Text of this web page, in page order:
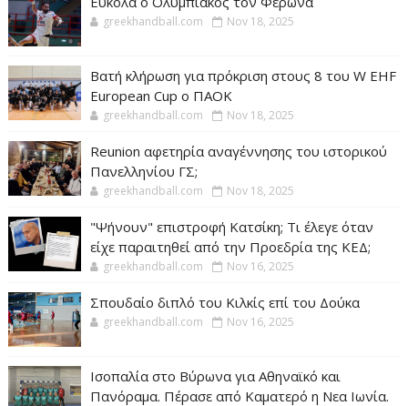
greekhandball.com Nov 18, 2025
Βατή κλήρωση για πρόκριση στους 8 του W EHF
European Cup ο ΠΑΟΚ
greekhandball.com Nov 18, 2025
Reunion αφετηρία αναγέννησης του ιστορικού
Πανελληνίου ΓΣ;
greekhandball.com Nov 18, 2025
"Ψήνουν" επιστροφή Κατσίκη; Τι έλεγε όταν
είχε παραιτηθεί από την Προεδρία της ΚΕΔ;
greekhandball.com Nov 16, 2025
Σπουδαίο διπλό του Κιλκίς επί του Δούκα
greekhandball.com Nov 16, 2025
Ισοπαλία στο Βύρωνα για Αθηναϊκό και
Πανόραμα. Πέρασε από Καματερό η Νεα Ιωνία.